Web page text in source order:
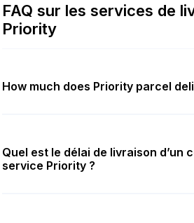
FAQ sur les services de
Priority
How much does Priority parcel
Quel est le délai de livraison d’un
service Priority ?